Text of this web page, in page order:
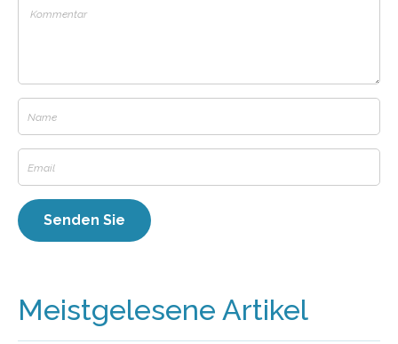
Meistgelesene Artikel